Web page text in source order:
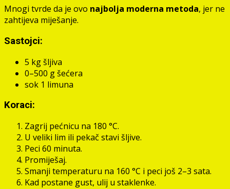
Mnogi tvrde da je ovo najbolja moderna metoda, jer ne
zahtijeva miješanje.
Sastojci:
5 kg šljiva
0–500 g šećera
sok 1 limuna
Koraci:
Zagrij pećnicu na 180 °C.
U veliki lim ili pekač stavi šljive.
Peci 60 minuta.
Promiješaj.
Smanji temperaturu na 160 °C i peci još 2–3 sata.
Kad postane gust, ulij u staklenke.